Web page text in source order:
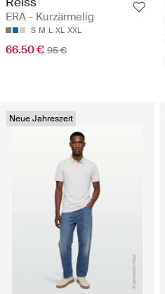
ERA - Kurzärmelig
S M L XL XXL
66.50 € 95 €
Neue Jahreszeit